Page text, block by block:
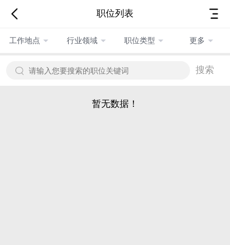
职位列表
工作地点 行业领域 职位类型 更多
搜索
暂无数据！